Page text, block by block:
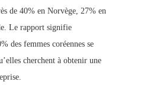
de 40% en Norvège, 27% en
Le rapport signifie
des femmes coréennes se
cherchent à obtenir une